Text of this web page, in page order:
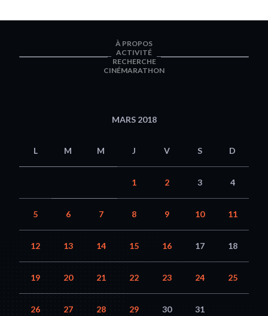
À PROPOS
ACTIVITÉ
RECHERCHE
CINÉMARATHON
MARS 2018
L M M J V S D
1 2 3 4
5 6 7 8 9 10 11
12 13 14 15 16 17 18
19 20 21 22 23 24 25
26 27 28 29 30 31